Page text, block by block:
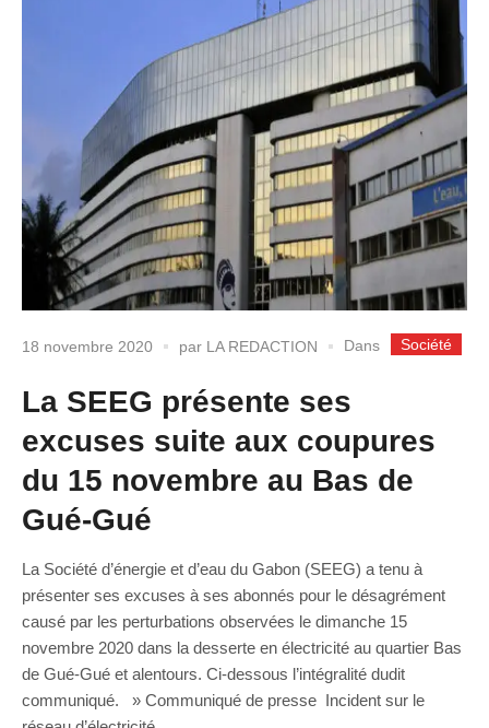
18 novembre 2020 par LA REDACTION Dans Société
La SEEG présente ses
excuses suite aux coupures
du 15 novembre au Bas de
Gué-Gué
La Société d’énergie et d’eau du Gabon (SEEG) a tenu à
présenter ses excuses à ses abonnés pour le désagrément
causé par les perturbations observées le dimanche 15
novembre 2020 dans la desserte en électricité au quartier Bas
de Gué-Gué et alentours. Ci-dessous l’intégralité dudit
communiqué. » Communiqué de presse Incident sur le